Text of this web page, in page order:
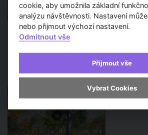
Další zprávy a
Kvalitní
zbrusu
cookie, aby umožnila základní
analýzu návštěvnosti. Nastavení
nebo přijmout výchozí nastavení.
Odmítnout vše
Přijmout vše
Vybrat Cookies